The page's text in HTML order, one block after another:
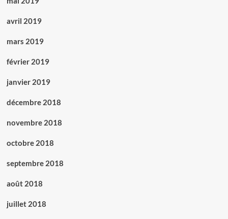
avril 2019
mars 2019
février 2019
janvier 2019
décembre 2018
novembre 2018
octobre 2018
septembre 2018
août 2018
juillet 2018